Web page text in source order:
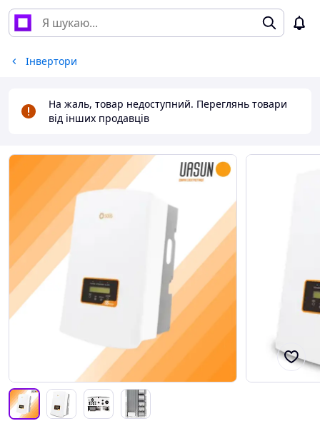
Інвертори
На жаль, товар недоступний. Переглянь товари
від інших продавців